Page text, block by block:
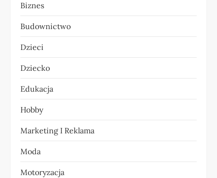
c
j
a
w
p
i
s
u
Biznes
Budownictwo
Dzieci
Dziecko
Edukacja
Hobby
Marketing I Reklama
Moda
Motoryzacja